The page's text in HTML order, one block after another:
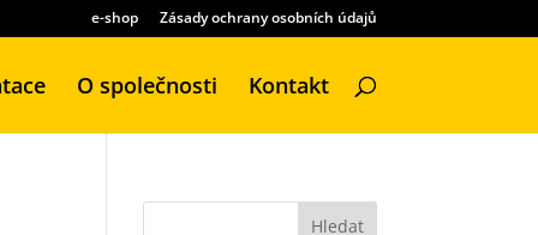
e-shop Zásady ochrany osobních údajů
O společnosti Kontakt